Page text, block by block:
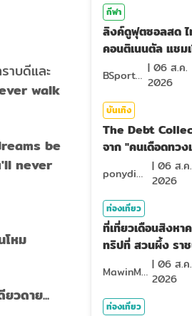
าบดีและ
walk
be
never
โหม
วดาย...
กีฬา
ลิงค์ดูฟุตซอลสด ไ
คอนติเนนตัล แช
BSports8 |06 ส.ค.
2026
บันเทิง
The Debt
จาก "คนเดือดทว
ponydiary | 06 ส.ค.
2026
ท่องเที่ยว
ที่เที่ยวเดือนสิงหา
ทริปที่ สวนผึ้ง รา
MawinMatravel | 06 ส.ค.
2026
ท่องเที่ยว